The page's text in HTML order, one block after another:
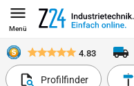
Menü
4.83
Profilfinder